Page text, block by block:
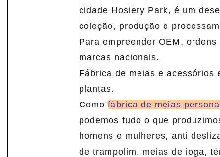
cidade Hosiery Park, é um
coleção, produção e
Para empreender OEM,
marcas nacionais.
Fábrica de meias e acessórios
plantas.
Comofábrica de meias
podemos tudo o que
homens e mulheres, anti
de trampolim, meias de ioga,